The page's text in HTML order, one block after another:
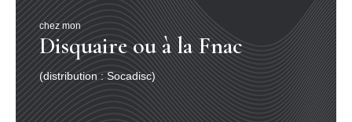
chez mon
Disquaire ou à la Fnac
(distribution : Socadisc)